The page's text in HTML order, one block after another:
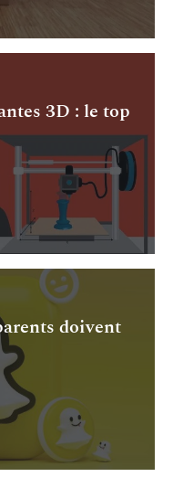
3D : le top
doivent